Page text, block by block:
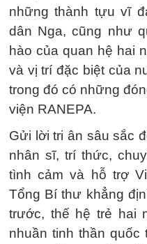
những thành tựu vĩ
dân Nga, cũng như
hào của quan hệ hai
và vị trí đặc biệt của
trong đó có những
viện RANEPA.
Gửi lời tri ân sâu sắc
nhân sĩ, trí thức,
tình cảm và hỗ trợ
Tổng Bí thư khẳng
trước, thế hệ trẻ hai
nhuần tinh thần